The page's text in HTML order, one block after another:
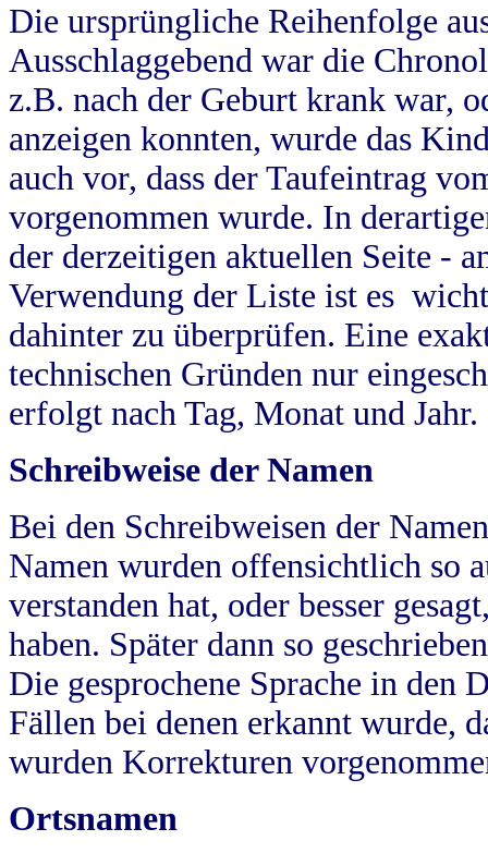
Die ursprüngliche Reihenfolge
Ausschlaggebend war die
z.B. nach der Geburt krank war,
anzeigen konnten, wurde das
auch vor, dass der Taufeintrag
vorgenommen wurde. In
der derzeitigen aktuellen Seite -
Verwendung der Liste ist es
dahinter zu überprüfen. Eine
technischen Gründen nur
erfolgt nach Tag, Monat und Jahr.
Schreibweise der Namen
Bei den Schreibweisen der
Namen wurden offensichtlich so
verstanden hat, oder besser
haben. Später dann so
Die gesprochene Sprache in
Fällen bei denen erkannt wurde,
wurden Korrekturen
Ortsnamen